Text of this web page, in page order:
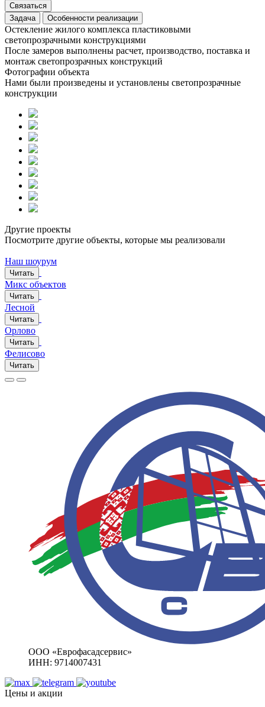
Связаться
Задача
Особенности реализации
Остекление жилого комплекса пластиковыми
светопрозрачными конструкциями
После замеров выполнены расчет, производство, поставка и
монтаж светопрозрачных конструкций
Фотографии объекта
Нами были произведены и установлены светопрозрачные
конструкции
Другие проекты
Посмотрите другие объекты, которые мы реализовали
Наш шоурум
Читать
Микс объектов
Читать
Лесной
Читать
Орлово
Читать
Фелисово
Читать
ООО «Еврофасадсервис»
ИНН: 9714007431
Цены и акции